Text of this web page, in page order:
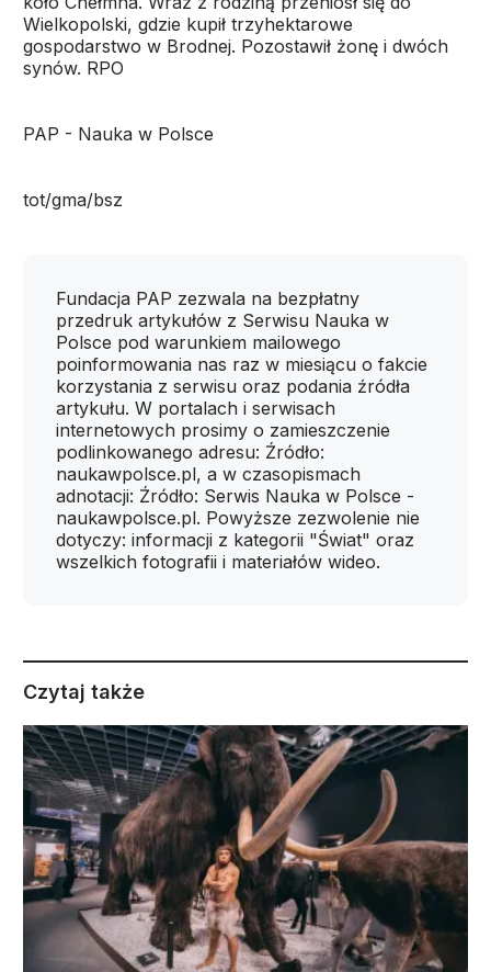
Wielkopolski, gdzie kupił trzyhektarowe
gospodarstwo w Brodnej. Pozostawił żonę i dwóch
synów. RPO
PAP - Nauka w Polsce
tot/gma/bsz
Fundacja PAP zezwala na bezpłatny
przedruk artykułów z Serwisu Nauka w
Polsce pod warunkiem mailowego
poinformowania nas raz w miesiącu o fakcie
korzystania z serwisu oraz podania źródła
artykułu. W portalach i serwisach
internetowych prosimy o zamieszczenie
podlinkowanego adresu: Źródło:
naukawpolsce.pl, a w czasopismach
adnotacji: Źródło: Serwis Nauka w Polsce -
naukawpolsce.pl. Powyższe zezwolenie nie
dotyczy: informacji z kategorii "Świat" oraz
wszelkich fotografii i materiałów wideo.
Czytaj także